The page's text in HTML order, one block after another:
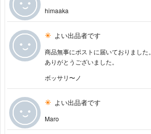
himaaka
よい出品者です
商品無事にポストに届いておりました。
ありがとうございました。
ボッサリ〜ノ
よい出品者です
Maro